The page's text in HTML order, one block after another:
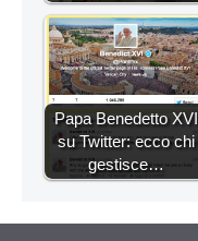
Papa Benedetto XVI
su Twitter: ecco chi
gestisce…